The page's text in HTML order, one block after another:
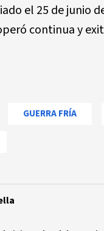
el 25 de junio
continua y
GUERRA FRÍA